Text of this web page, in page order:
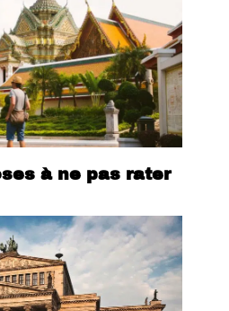
à ne pas rater